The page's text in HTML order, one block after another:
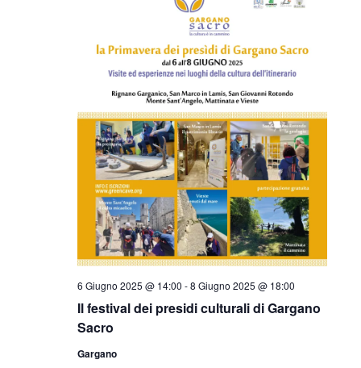
Il festival dei presidi culturali di Gargano
Sacro
6 Giugno 2025 @ 14:00 -8 Giugno 2025 @ 18:00
Gargano